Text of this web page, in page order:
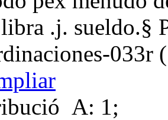
.j. sueldo.§
033r
A: 1;